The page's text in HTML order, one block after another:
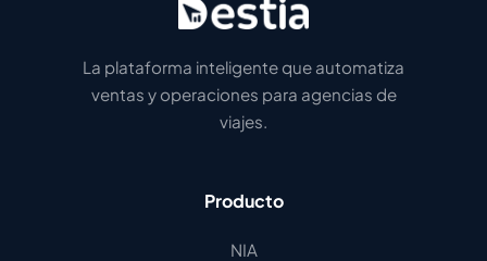
La plataforma inteligente que automatiza
ventas y operaciones para agencias de
viajes.
Producto
NIA